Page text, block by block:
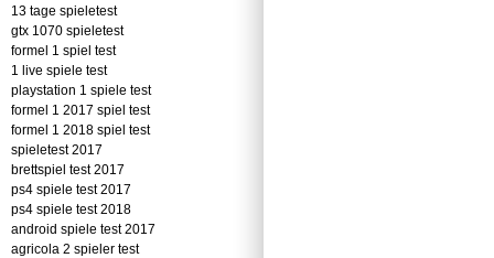
13 tage spieletest
gtx 1070 spieletest
formel 1 spiel test
1 live spiele test
playstation 1 spiele test
formel 1 2017 spiel test
formel 1 2018 spiel test
spieletest 2017
brettspiel test 2017
ps4 spiele test 2017
ps4 spiele test 2018
android spiele test 2017
agricola 2 spieler test